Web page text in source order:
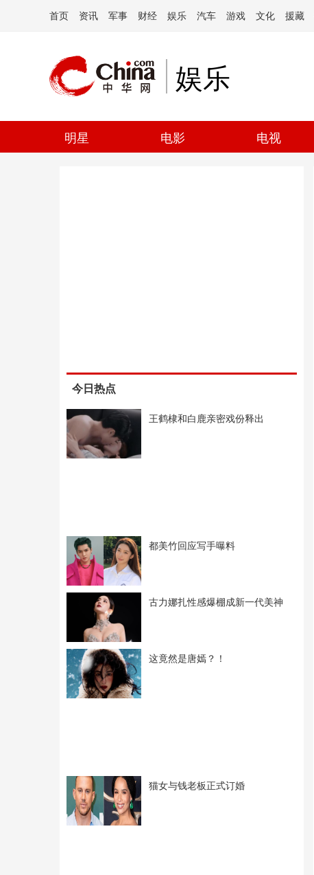
首页 资讯 军事 财经 娱乐 汽车 游戏 文化 援藏
娱乐
明星 电影 电视
今日热点
王鹤棣和白鹿亲密戏份释出
都美竹回应写手曝料
古力娜扎性感爆棚成新一代美神
这竟然是唐嫣？！
猫女与钱老板正式订婚